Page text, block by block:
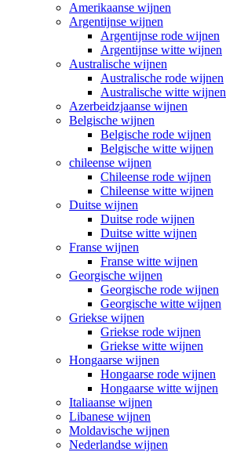
Amerikaanse wijnen
Argentijnse wijnen
Argentijnse rode wijnen
Argentijnse witte wijnen
Australische wijnen
Australische rode wijnen
Australische witte wijnen
Azerbeidzjaanse wijnen
Belgische wijnen
Belgische rode wijnen
Belgische witte wijnen
chileense wijnen
Chileense rode wijnen
Chileense witte wijnen
Duitse wijnen
Duitse rode wijnen
Duitse witte wijnen
Franse wijnen
Franse witte wijnen
Georgische wijnen
Georgische rode wijnen
Georgische witte wijnen
Griekse wijnen
Griekse rode wijnen
Griekse witte wijnen
Hongaarse wijnen
Hongaarse rode wijnen
Hongaarse witte wijnen
Italiaanse wijnen
Libanese wijnen
Moldavische wijnen
Nederlandse wijnen